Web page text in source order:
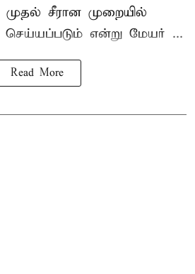
சீரான முறையில்
செய்யப்படும் என்று மேயர் ...
Read More